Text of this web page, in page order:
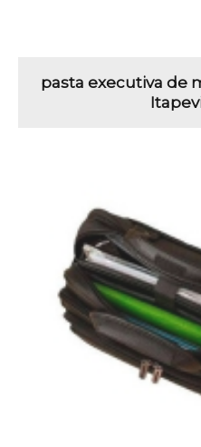
pasta executiva de